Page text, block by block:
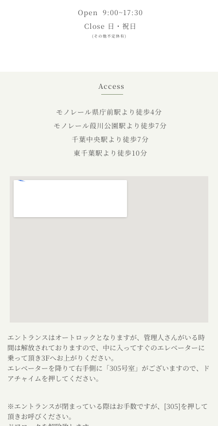
Open 9:00~17:30
Close 日・祝日
(その他不定休有)
Access
モノレール県庁前駅より徒歩4分
モノレール葭川公園駅より徒歩7分
千葉中央駅より徒歩7分
東千葉駅より徒歩10分
エントランスはオートロックとなりますが、管理人さんがいる時
間は解放されておりますので、中に入ってすぐのエレベーターに
乗って頂き3Fへお上がりください。
エレベーターを降りて右手側に「305号室」がございますので、ド
アチャイムを押してください。
※エントランスが閉まっている際はお手数ですが、[305]を押して
頂きお呼びください。